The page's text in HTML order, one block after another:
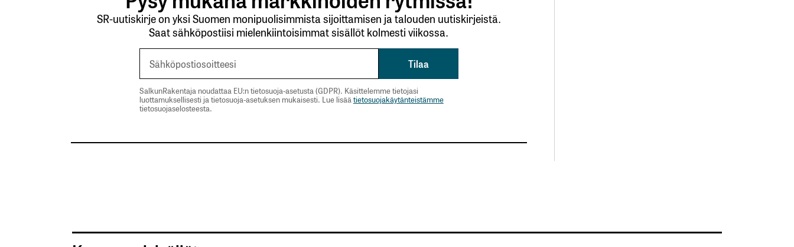
SR-uutiskirje on yksi Suomen monipuolisimmista sijoittamisen ja talouden uutiskirjeistä.
Saat sähköpostiisi mielenkiintoisimmat sisällöt kolmesti viikossa.
SalkunRakentaja noudattaa EU:n tietosuoja-asetusta (GDPR). Käsittelemme tietojasi
luottamuksellisesti ja tietosuoja-asetuksen mukaisesti. Lue lisäätietosuojakäytänteistämme
tietosuojaselosteesta.